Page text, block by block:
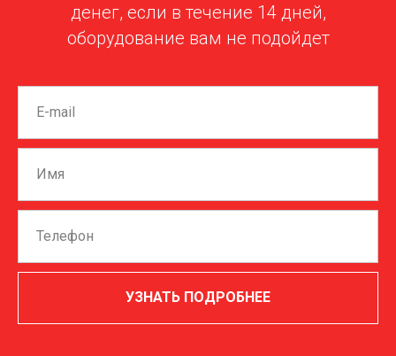
денег, если в течение 14 дней,
оборудование вам не подойдет
УЗНАТЬ ПОДРОБНЕЕ